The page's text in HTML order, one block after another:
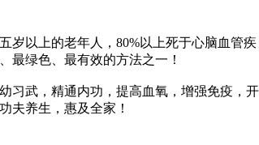
以上的老年人，80%以上死于心脑血管疾
最绿色、最有效的方法之一！
武，精通内功，提高血氧，增强免疫，开
夫养生，惠及全家！